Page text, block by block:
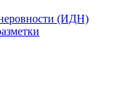
(ИДН)